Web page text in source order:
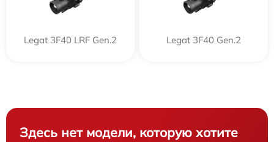
Legat 3F40 LRF Gen.2 Legat 3F40 Gen.2
Здесь нет модели, которую хотите